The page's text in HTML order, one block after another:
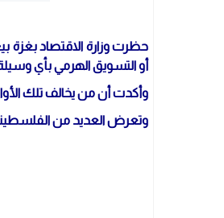
حظرت وزارة الاقتصاد بغزة
أو التسويق الهرمي بأي وسيلة
وأكدت أن من يخالف تلك
وتعرض العديد من